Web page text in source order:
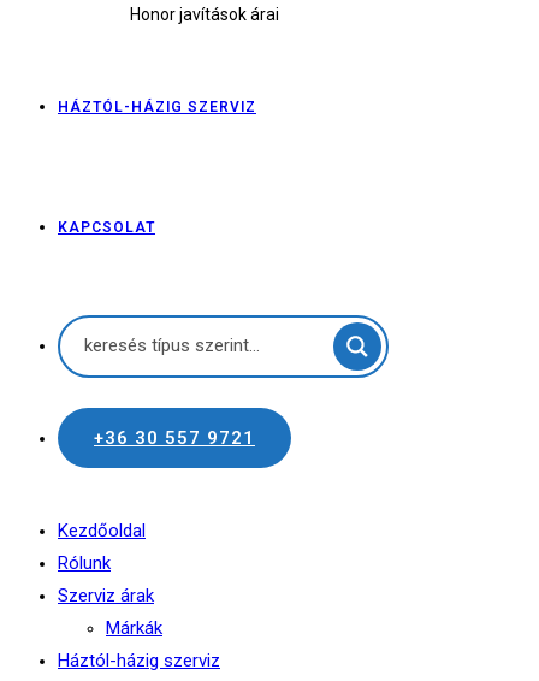
Honor javítások árai
HÁZTÓL-HÁZIG SZERVIZ
KAPCSOLAT
+36 30 557 9721
Kezdőoldal
Rólunk
Szerviz árak
Márkák
Háztól-házig szerviz